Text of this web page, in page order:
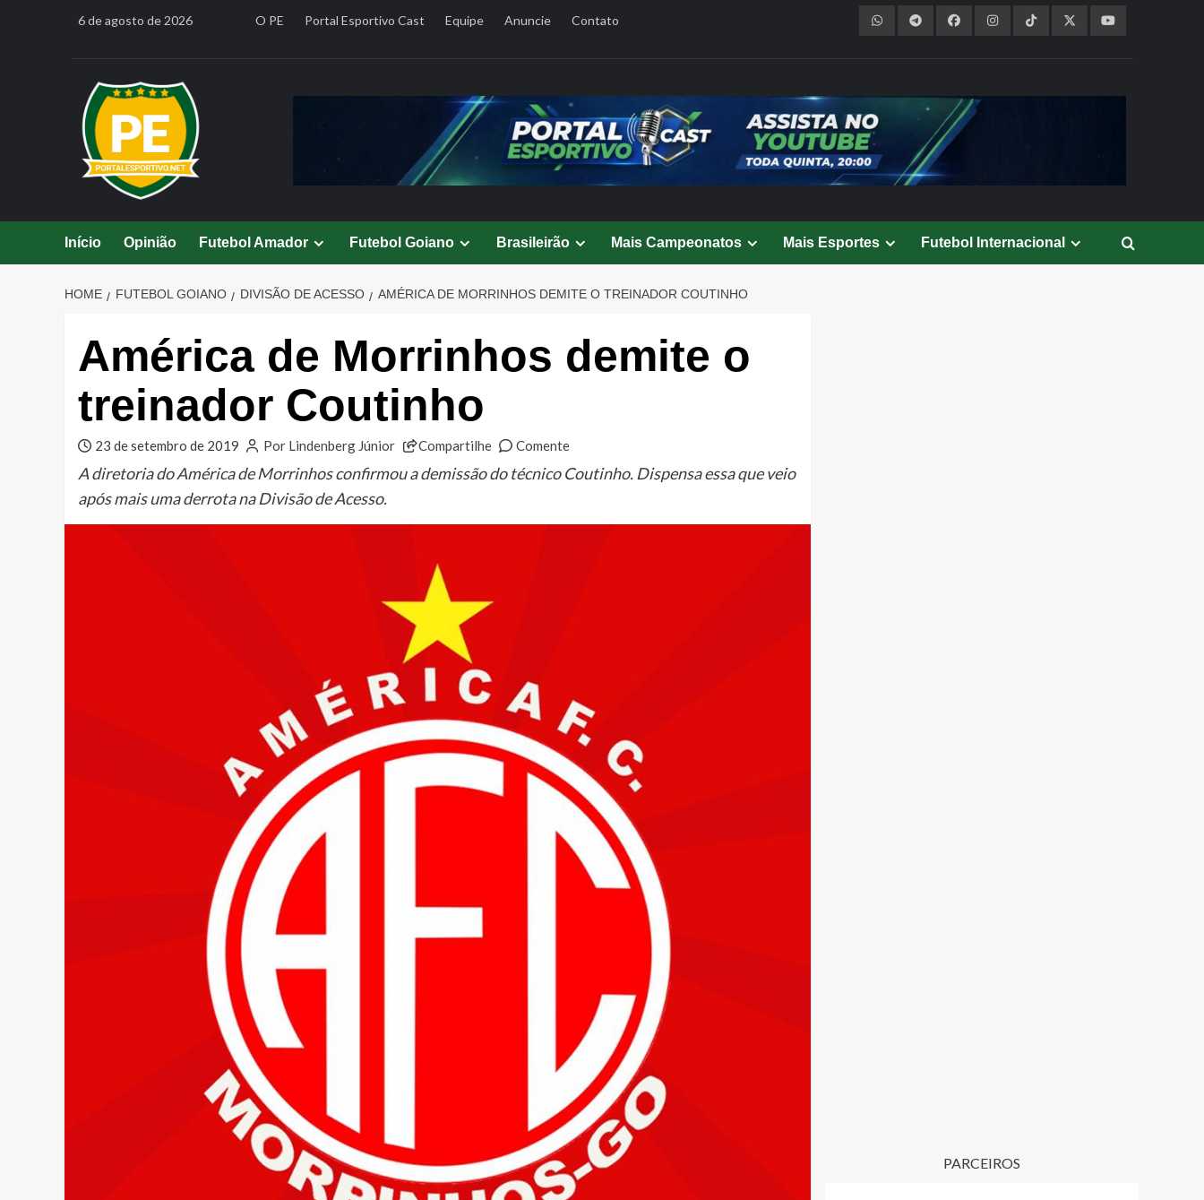
6 de agosto de 2026 O PE Portal Esportivo Cast Equipe Anuncie Contato
Início Opinião Futebol Amador Futebol Goiano Brasileirão Mais Campeonatos Mais Esportes Futebol Internacional
HOME FUTEBOL GOIANO DIVISÃO DE ACESSO AMÉRICA DE MORRINHOS DEMITE O TREINADOR COUTINHO
América de Morrinhos demite o
treinador Coutinho
23 de setembro de 2019 Por Lindenberg Júnior Compartilhe Comente
A diretoria do América de Morrinhos confirmou a demissão do técnico Coutinho. Dispensa essa que veio
após mais uma derrota na Divisão de Acesso.
PARCEIROS